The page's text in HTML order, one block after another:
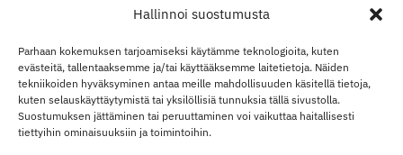
Hallinnoi suostumusta
Parhaan kokemuksen tarjoamiseksi käytämme teknologioita, kuten
evästeitä, tallentaaksemme ja/tai käyttääksemme laitetietoja. Näiden
tekniikoiden hyväksyminen antaa meille mahdollisuuden käsitellä tietoja,
kuten selauskäyttäytymistä tai yksilöllisiä tunnuksia tällä sivustolla.
Suostumuksen jättäminen tai peruuttaminen voi vaikuttaa haitallisesti
tiettyihin ominaisuuksiin ja toimintoihin.
Visa MasterCardKlarna
Apple
Pay
TOIMITUS JA PALAUTUKSET OTA YHTEYTTÄ
TILINI
YLI ECO SUPPLEMENT
B2B